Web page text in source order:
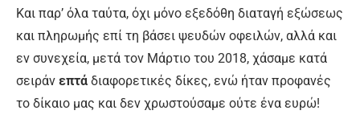
Και παρ’ όλα ταύτα, όχι μόνο εξεδόθη διαταγή εξώσεως
και πληρωμής επί τη βάσει ψευδών οφειλών, αλλά και
εν συνεχεία, μετά τον Μάρτιο του 2018, χάσαμε κατά
σειράν επτά διαφορετικές δίκες, ενώ ήταν προφανές
το δίκαιο μας και δεν χρωστούσαμε ούτε ένα ευρώ!